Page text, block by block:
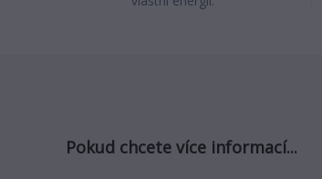
Pokud chcete více informací...